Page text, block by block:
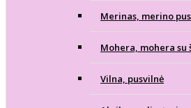
Merinas, merino
Mohera, mohera su
Vilna, pusvilnė